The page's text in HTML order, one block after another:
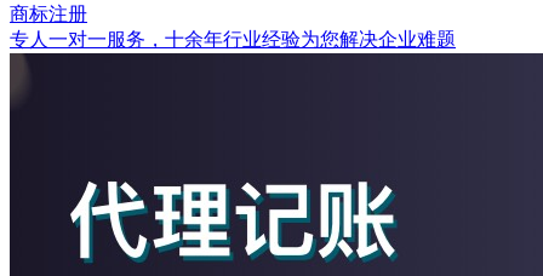
商标注册
专人一对一服务，十余年行业经验为您解决企业难题